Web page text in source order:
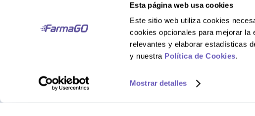
Esta página web usa cookies
Este sitio web utiliza cookies
cookies opcionales para mejorar la
relevantes y elaborar estadísticas
y nuestra Política de Cookies.
Mostrar detalles
Teléfono: